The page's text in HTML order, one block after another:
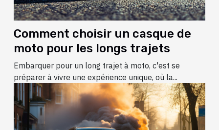
Comment choisir un casque de
moto pour les longs trajets
Embarquer pour un long trajet à moto, c'est se
préparer à vivre une expérience unique, où la...